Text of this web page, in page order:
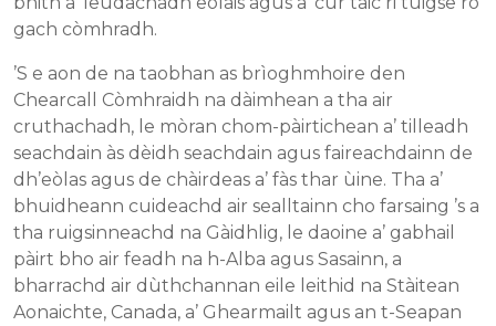
gach còmhradh.
’S e aon de na taobhan as brìoghmhoire den
Chearcall Còmhraidh na dàimhean a tha air
cruthachadh, le mòran chom-pàirtichean a’ tilleadh
seachdain às dèidh seachdain agus faireachdainn de
dh’eòlas agus de chàirdeas a’ fàs thar ùine. Tha a’
bhuidheann cuideachd air sealltainn cho farsaing ’s a
tha ruigsinneachd na Gàidhlig, le daoine a’ gabhail
pàirt bho air feadh na h-Alba agus Sasainn, a
bharrachd air dùthchannan eile leithid na Stàitean
Aonaichte, Canada, a’ Ghearmailt agus an t-Seapan